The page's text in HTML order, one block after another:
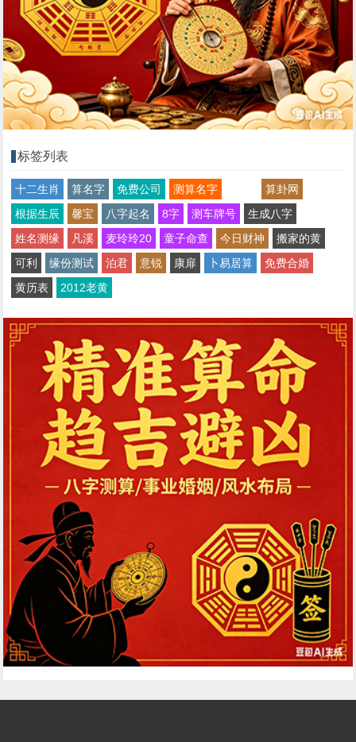
标签列表
十二生肖 算名字 免费公司 测算名字
算卦网
根据生辰
馨宝 八字起名 8字 测车牌号
生成八字
姓名测缘
凡溪 麦玲玲20 童子命查 今日财神
搬家的黄
可利
缘份测试 泊君 意锐 康扉 卜易居算
免费合婚
黄历表
2012老黄